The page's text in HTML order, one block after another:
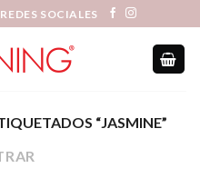
SOCIALES
“JASMINE”